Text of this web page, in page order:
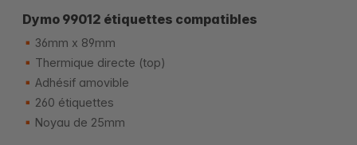
Dymo 99012 étiquettes compatibles
36mm x 89mm
Thermique directe (top)
Adhésif amovible
260 étiquettes
Noyau de 25mm